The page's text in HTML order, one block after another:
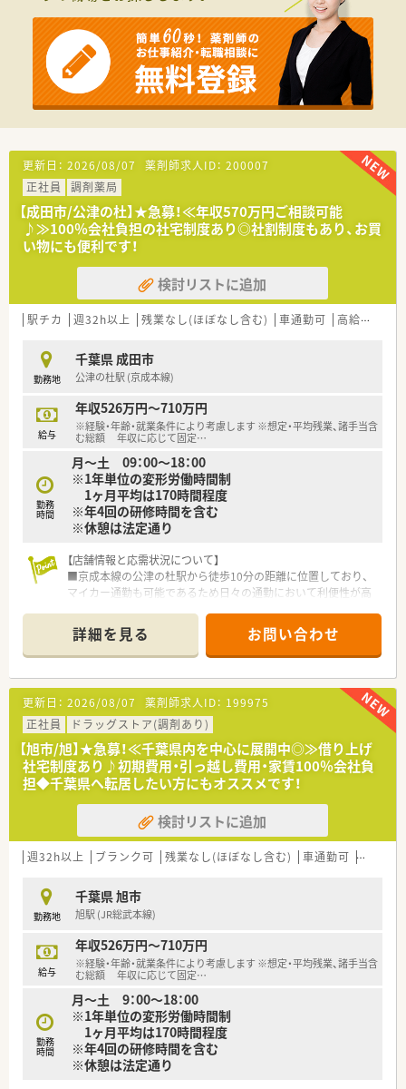
【想定される業務内容】
■処方箋に基づいた調剤、監査、服薬指導をメインとしつつ、日
本メディコムの最新システムを用いた薬歴管理を徹底いただき
ます。
■ドラッグストア併設店として、健康食品やサプリメント、OTC
医薬品の選定に関する相談にも柔軟に対応いただく業務です。
地域のケアマネージャーと協力した在宅訪問にも携われます。
【職場環境と雰囲気】
■現在は常勤薬剤師1名体制の店舗となっており、ご自身のペー
スを大切にしながら、責任感を持って業務を完結できる環境で
す。
■平均勤続年数は10.8年と非常に長く、社員を大切にする社風が
根付いているため、穏やかで落ち着いた雰囲気の中で働けます。
■社員の約7割が千葉県民で構成されており、地域に密着した温
かい交流があり、困ったときには近隣店からの応援体制も整って
います。
更新日： 2026/08/07 薬剤師求人ID： 200007
正社員
調剤薬局
【成田市/公津の杜】★急募！≪年収570万円ご相談可能
♪≫100％会社負担の社宅制度あり◎社割制度もあり、お買
い物にも便利です！
検討リストに追加
駅チカ 週32h以上 残業なし(ほぼなし含む) 車通勤可 高給与(600万円以上)
勤務地
千葉県 成田市
公津の杜駅 (京成本線)
給与
年収526万円～710万円
※経験・年齢・就業条件により考慮します ※想定・平均残業、諸手当含
む総額 年収に応じて固定…
勤務
時間
月～土 09：00～18：00
※1年単位の変形労働時間制
1ヶ月平均は170時間程度
※年4回の研修時間を含む
※休憩は法定通り
【店舗情報と応需状況について】
■京成本線の公津の杜駅から徒歩10分の距離に位置しており、
マイカー通勤も可能であるため日々の通勤において利便性が高
■処方箋は広域の医療機関から面で応需しており、1日あたりの
平均枚数は10枚程度と一人ひとりの患者様に深く向き合える状
況です。
■常勤薬剤師1名体制の店舗ですが、大手チェーンならではのヘ
ルプ体制も充実しており、安心して日々の業務に取り組むことが
できます。
【法人特徴について】
■千葉県を中心に調剤薬局やドラッグストアを約100店舗展開
し、介護事業や予防事業まで幅広く手がける地域密着型の企業で
す。
■セルフメディケーションと在宅医療を二本柱として推進して
おり、他職種との連携により地域住民の健康を総合的に支えてい
ます。
■くるみんマークを取得するなど、仕事と育児の両立支援に力を
す。
【想定される業務内容】
■処方箋に基づく調剤業務や服薬指導を中心に、面応需ならでは
の幅広い医薬品知識を活かした丁寧なカウンセリングを実施し
ます。
■薬局管理システムのオンライン化により、重複投与や相互作用
のチェック、副作用歴の一元管理など高度な薬歴管理業務を行い
ます。
■希望に応じて在宅医療業務にも携わることが可能であり、地域
の多職種と連携しながら、患者様の自宅療養をサポートしていた
だきます。
詳細を見る お問い合わせ
更新日： 2026/08/07 薬剤師求人ID： 199975
正社員
ドラッグストア(調剤あり)
【旭市/旭】★急募！≪千葉県内を中心に展開中◎≫借り上げ
社宅制度あり♪初期費用・引っ越し費用・家賃100％会社負
担◆千葉県へ転居したい方にもオススメです！
検討リストに追加
週32h以上 ブランク可 残業なし(ほぼなし含む) 車通勤可 高給与
勤務地
千葉県 旭市
旭駅 (JR総武本線)
給与
年収526万円～710万円
※経験・年齢・就業条件により考慮します ※想定・平均残業、諸手当含
む総額 年収に応じて固定…
勤務
時間
月～土 9：00～18：00
※1年単位の変形労働時間制
1ヶ月平均は170時間程度
※年4回の研修時間を含む
※休憩は法定通り